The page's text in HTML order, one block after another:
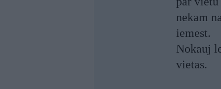
nekam
iemest.
Nokauj
vietas.